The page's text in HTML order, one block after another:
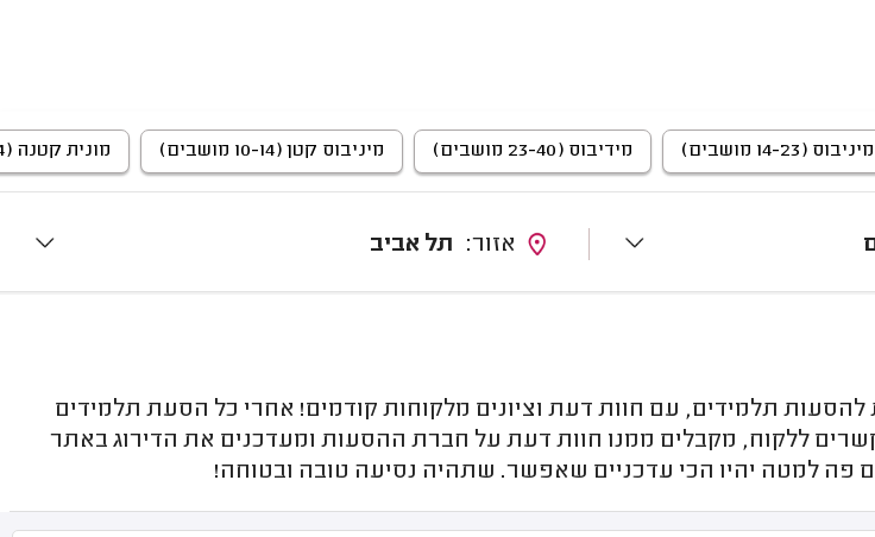
מיניבוס (14-23 מושבים) מידיבוס (23-40 מושבים) מיניבוס קטן (10-14 מושבים) מונית קטנה (4 מושבים)
תל אביב
תלמידים, עם חוות דעת וציונים מלקוחות קודמים! אחרי כל הסעת תלמידים
ללקוח, מקבלים ממנו חוות דעת על חברת ההסעות ומעדכנים את הדירוג באתר
פה למטה יהיו הכי עדכניים שאפשר. שתהיה נסיעה טובה ובטוחה!